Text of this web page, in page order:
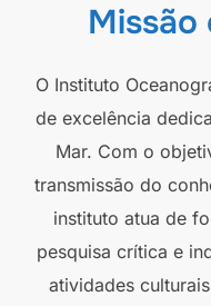
Missão
O Instituto
de excelência
Mar. Com o
transmissão do
instituto atua de
pesquisa crítica e
atividades